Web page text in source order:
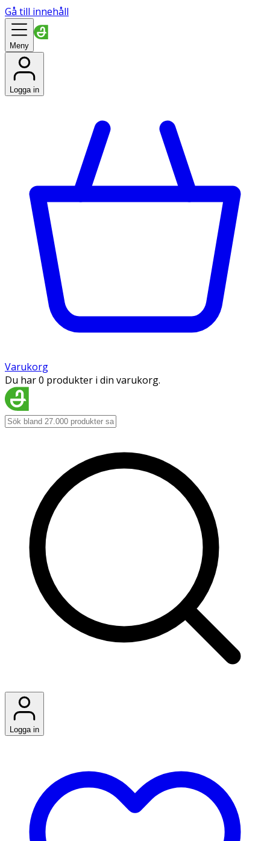
Gå till innehåll
Meny
Logga in
Varukorg
Du har 0 produkter i din varukorg.
Logga in